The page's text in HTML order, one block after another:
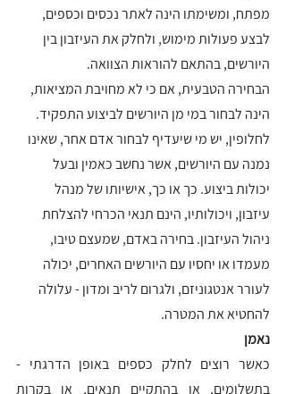
מפתח, ומשימתו הינה לאתר נכסים וכספים,
לבצע פעולות מימוש, ולחלק את העיזבון בין
היורשים, בהתאם להוראות הצוואה.
הבחירה הטבעית, אם כי לא מחויבת המציאות,
הינה לבחור במי מן היורשים לביצוע התפקיד.
לחלופין, יש מי שיעדיף לבחור אדם אחר, שאינו
נמנה עם היורשים, אשר נחשב כאמין ובעל
יכולות ביצוע. כך או כך, אישיותו של מנהל
עיזבון, ויכולותיו, הינם תנאי הכרחי להצלחת
ניהול העיזבון. בחירה באדם, שמעצם טיבו,
מעמדו או יחסיו עם היורשים האחרים, יכולה
לעורר אנטגוניזם, ולגרום לריב ומדון - עלולה
להחטיא את המטרה.
נאמן